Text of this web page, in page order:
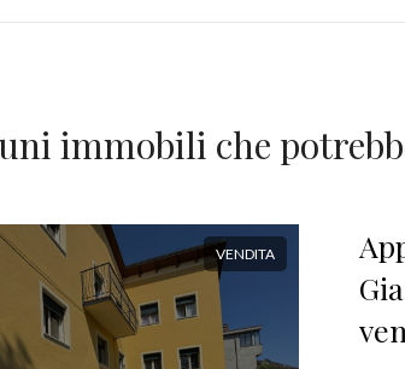
immobili che
VENDITA